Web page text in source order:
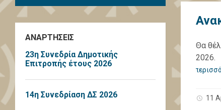
Θα
2026.
11
ΑΝΑΡΤΗΣΕΙΣ
23η Συνεδρία Δημοτικής
Επιτροπής έτους 2026
14η Συνεδρίαση ΔΣ 2026